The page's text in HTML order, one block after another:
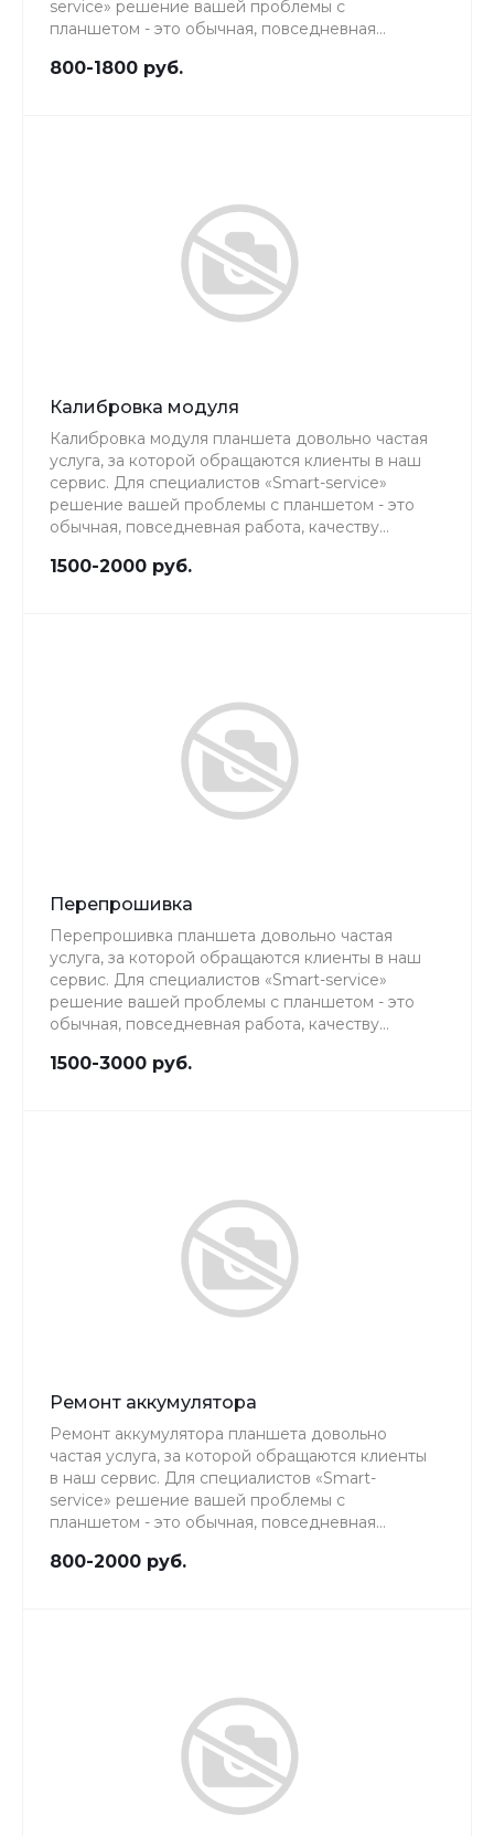
service» решение вашей проблемы с
планшетом - это обычная, повседневная
внимание.
800-1800 руб.
Калибровка модуля
Калибровка модуля планшета довольно частая
услуга, за которой обращаются клиенты в наш
сервис. Для специалистов «Smart-service»
решение вашей проблемы с планшетом - это
обычная, повседневная работа, качеству
1500-2000 руб.
Перепрошивка
Перепрошивка планшета довольно частая
услуга, за которой обращаются клиенты в наш
сервис. Для специалистов «Smart-service»
решение вашей проблемы с планшетом - это
обычная, повседневная работа, качеству
1500-3000 руб.
Ремонт аккумулятора
Ремонт аккумулятора планшета довольно
частая услуга, за которой обращаются клиенты
в наш сервис. Для специалистов «Smart-
service» решение вашей проблемы с
планшетом - это обычная, повседневная
внимание.
800-2000 руб.